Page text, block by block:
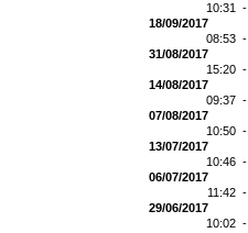
10:31 -
18/09/2017
08:53 -
31/08/2017
15:20 -
14/08/2017
09:37 -
07/08/2017
10:50 -
13/07/2017
10:46 -
06/07/2017
11:42 -
29/06/2017
10:02 -